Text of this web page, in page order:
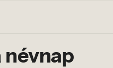
névnap